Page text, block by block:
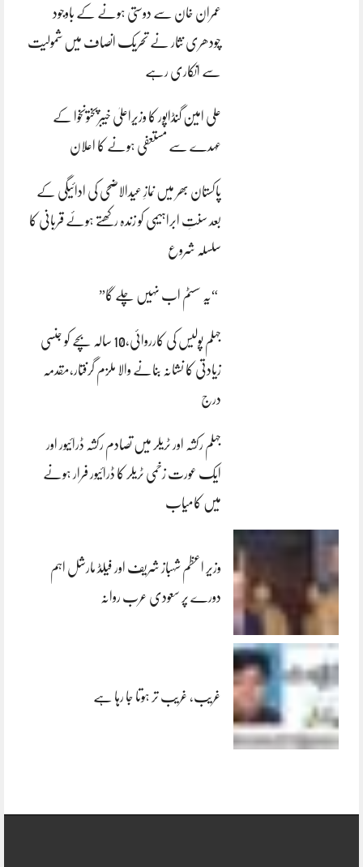
عمران خان سے دوستی ہونے کے باوجود
چودھری نثار نے تحریک انصاف میں شمولیت
سے انکاری رہے
علی امین گنڈاپور کا وزیراعلیٰ خیبرپختونخوا کے
عہدے سے مستعفی ہونے کا اعلان
پاکستان بھر میں نمازِ عیدالاضحی کی ادائیگی کے
بعد سنتِ ابراہیمی کو زندہ رکھتے ہوئے قربانی کا
سلسلہ شروع
“یہ سسٹم اب نہیں چلے گا”
جہلم پولیس کی کارروائی،10 سالہ بچے کو جنسی
زیادتی کا نشانہ بنانے والا ملزم گرفتار،مقدمہ
درج
جہلم رکشہ اور ٹریلر میں تصادم رکشہ ڈرائیور اور
ایک عورت زخمی ٹریلر کا ڈرائیور فرار ہونے
میں کامیاب
وزیر اعظم شہباز شریف اور فیلڈ مارشل اہم
دورے پر سعودی عرب روانہ
غریب، غریب تر ہوتا جا رہا ہے